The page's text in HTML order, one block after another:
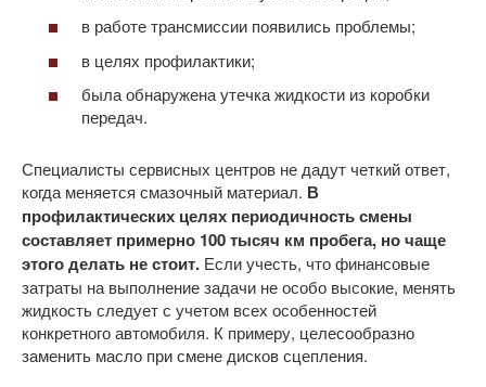
в работе трансмиссии появились проблемы;
в целях профилактики;
была обнаружена утечка жидкости из коробки
передач.
Специалисты сервисных центров не дадут четкий ответ,
когда меняется смазочный материал. В
профилактических целях периодичность смены
составляет примерно 100 тысяч км пробега, но чаще
этого делать не стоит. Если учесть, что финансовые
затраты на выполнение задачи не особо высокие, менять
жидкость следует с учетом всех особенностей
конкретного автомобиля. К примеру, целесообразно
заменить масло при смене дисков сцепления.